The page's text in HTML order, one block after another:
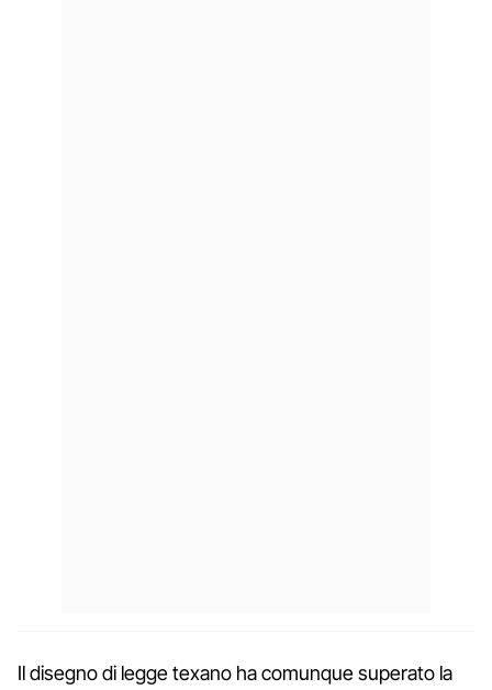
Il disegno di legge texano ha comunque superato la